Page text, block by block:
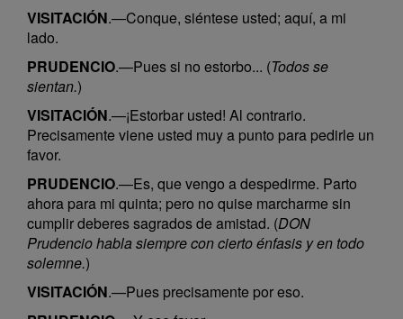
VISITACIÓN.—Conque, siéntese usted; aquí, a mi
lado.
PRUDENCIO.—Pues si no estorbo... (Todos se
sientan.)
VISITACIÓN.—¡Estorbar usted! Al contrario.
Precisamente viene usted muy a punto para pedirle un
favor.
PRUDENCIO.—Es, que vengo a despedirme. Parto
ahora para mi quinta; pero no quise marcharme sin
cumplir deberes sagrados de amistad. (DON
Prudencio habla siempre con cierto énfasis y en todo
solemne.)
VISITACIÓN.—Pues precisamente por eso.